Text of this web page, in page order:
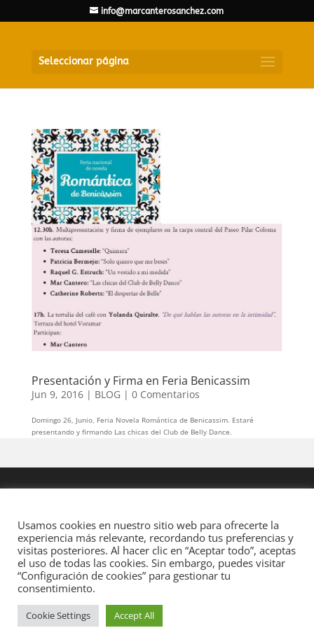
info@marcanterosanchez.com
Seleccionar página
Presentación y Firma en Feria Benicassim
Jun 9, 2016| BLOG | 0 Comentarios
Domingo 26, Junio, Feria Novela Romántica de Benicassim. Estaré
presentando y firmando Las chicas del Club de Belly Dance.
Usamos cookies en nuestro sitio web para ofrecerte la
experiencia más relevante, recordando tus preferencias y
visitas posteriores. Al hacer clic en “Aceptar todo”, aceptas
el uso de todas las cookies. Sin embargo, puedes visitar
“Configuración de cookies” para gestionar tu
consentimiento.
Cookie Settings Accept All